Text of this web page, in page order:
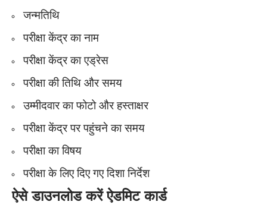
जन्मतिथि
परीक्षा केंद्र का नाम
परीक्षा केंद्र का एड्रेस
परीक्षा की तिथि और समय
उम्मीदवार का फोटो और हस्ताक्षर
परीक्षा केंद्र पर पहुंचने का समय
परीक्षा का विषय
परीक्षा के लिए दिए गए दिशा निर्देश
ऐसे डाउनलोड करें ऐडमिट कार्ड